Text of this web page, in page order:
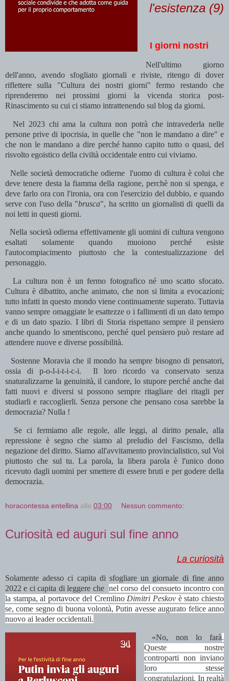
l'esistenza (9)
I giorni nostri
Nell'ultimo giorno
dell'anno, avendo sfogliato giornali e riviste, ritengo di dover
riflettere sulla "Cultura dei nostri giorni" fermo restando che
riprenderemo nei prossimi giorni la vicenda storica post-
Rinascimento su cui ci stiamo intrattenendo sul blog da giorni.
Nel 2023 chi ama la cultura non potrà che intravederla nelle
persone prive di ipocrisia, in quelle che "non le mandano a dire" e
che non le mandano a dire perché hanno capito tutto o quasi, del
risvolto egoistico della civiltà occidentale entro cui viviamo.
Nelle società democratiche odierne l'uomo di cultura è colui che
deve tenere desta la fiamma della ragione, perchè non si spenga, e
deve farlo ora con l'ironia, ora con l'esercizio del dubbio, e quando
serve con l'uso della "brusca", ha scritto un giornalisti di quelli da
noi letti in questi giorni.
Nella società odierna effettivamente gli uomini di cultura vengono
esaltati solamente quando muoiono perché esiste
l'autocompiacimento piuttosto che la contestualizzazione del
personaggio.
La cultura non è un fermo fotografico né uno scatto sfocato.
Cultura è dibattito, anche animato, che non si limita a evocazioni;
tutto infatti in questo mondo viene continuamente superato. Tuttavia
vanno sempre omaggiate le esattezze o i fallimenti di un dato tempo
e di un dato spazio. I libri di Storia rispettano sempre il pensiero
anche quando lo smentiscono, perché quel pensiero può restare ad
attendere nuove e diverse possibilità.
Sostenne Moravia che il mondo ha sempre bisogno di pensatori,
ossia di p-o-l-i-t-i-c-i. Il loro ricordo va conservato senza
snaturalizzarne la genuinità, il candore, lo stupore perché anche dai
fatti nuovi e diversi si possono sempre ritagliare dei ritagli per
studiarli e raccoglierli. Senza persone che pensano cosa sarebbe la
democrazia? Nulla !
Se ci fermiamo alle regole, alle leggi, al diritto penale, alla
repressione è segno che siamo al preludio del Fascismo, della
negazione del diritto. Siamo all'avvitamento provincialistico, sul Voi
piuttosto che sul tu. La parola, la libera parola è l'unico dono
ricevuto dagli uomini per smettere di essere bruti e per godere della
democrazia.
horacontessa.entellina alle 03:00 Nessun commento:
Curiosità ed auguri sul fine anno
La curiosità
Solamente adesso ci capita di sfogliare un giornale di fine anno
2022 e ci capita di leggere che nel corso del consueto incontro con
la stampa, al portavoce del Cremlino Dimitri Peskov è stato chiesto
se, come segno di buona volontà, Putin avesse augurato felice anno
nuovo ai leader occidentali.
«No, non lo farà.
Queste nostre
controparti non inviano
loro stesse
congratulazioni. In realtà